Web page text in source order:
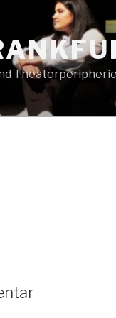
Theaterperipherie